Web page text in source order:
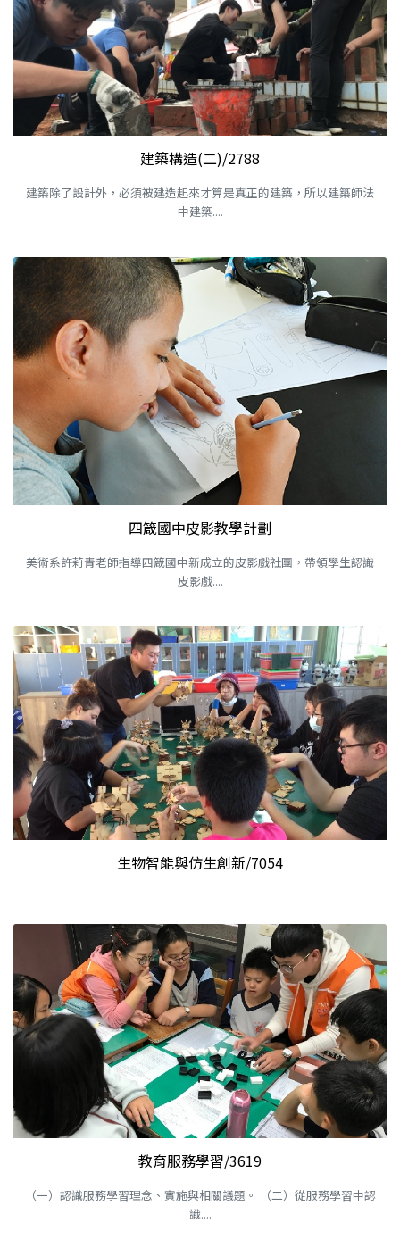
建築構造(二)/2788
建築除了設計外，必須被建造起來才算是真正的建築，所以建築師法
中建築....
四箴國中皮影教學計劃
美術系許莉青老師指導四箴國中新成立的皮影戲社團，帶領學生認識
皮影戲....
生物智能與仿生創新/7054
教育服務學習/3619
（一）認識服務學習理念、實施與相關議題。 （二）從服務學習中認
識....